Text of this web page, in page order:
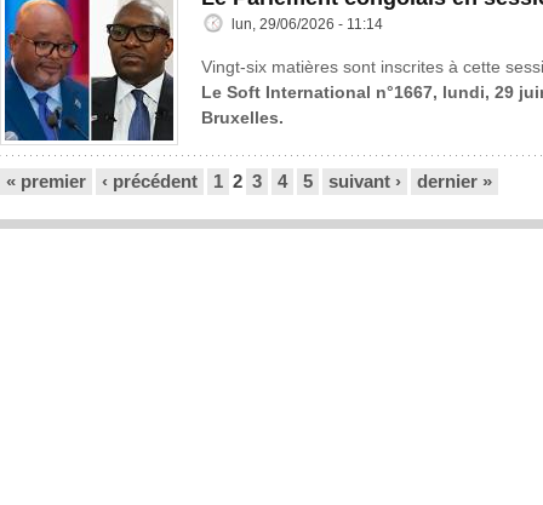
lun, 29/06/2026 - 11:14
Vingt-six matières sont inscrites à cette
Le Soft International n°1667, lundi, 29
Bruxelles.
« premier ‹ précédent 1 2 3 4 5 suivant › dernier »